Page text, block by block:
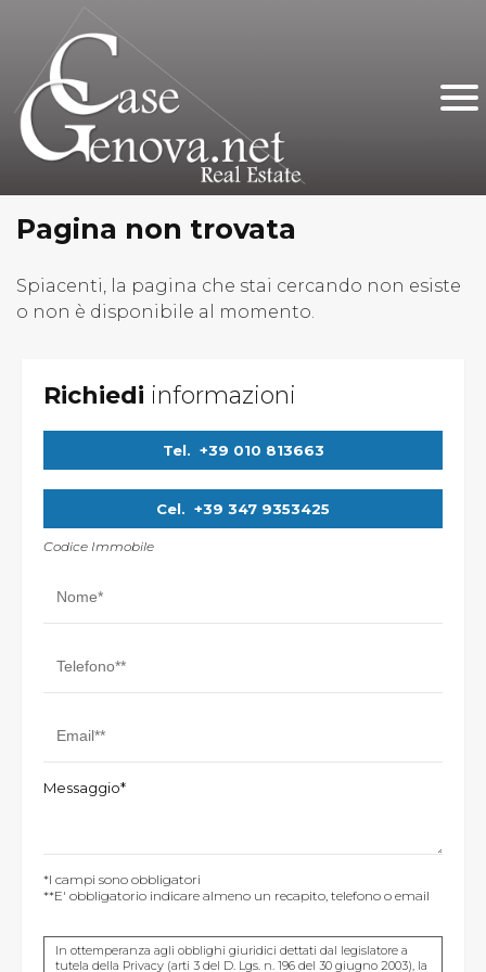
Home
Chi Siamo
Immobili In Vendita
Immobili In Affitto
Servizi
Lascia Una Richiesta
Contatti
Pagina non trovata
Spiacenti, la pagina che stai cercando non esiste
o non è disponibile al momento.
Richiedi informazioni
Tel. +39 010 813663
Cel. +39 347 9353425
Codice Immobile
Messaggio*
*I campi sono obbligatori
**E' obbligatorio indicare almeno un recapito, telefono o email
In ottemperanza agli obblighi giuridici dettati dal legislatore a
tutela della Privacy (arti 3 del D. Lgs. n. 196 del 30 giugno 2003), la